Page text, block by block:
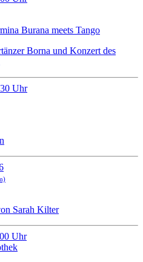
Burana meets Tango
Borna und Konzert des
Uhr
Sarah Kilter
Uhr